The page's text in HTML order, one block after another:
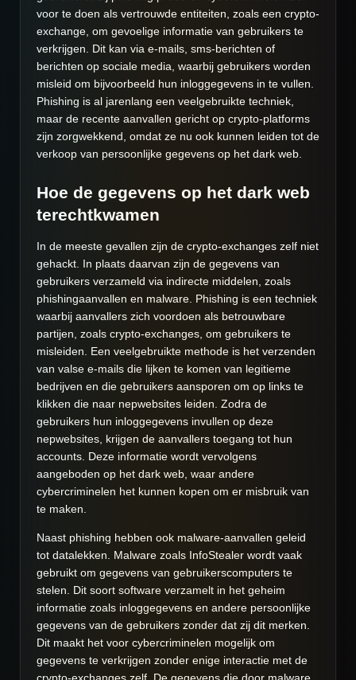
voor te doen als vertrouwde entiteiten, zoals een crypto-
exchange, om gevoelige informatie van gebruikers te
verkrijgen. Dit kan via e-mails, sms-berichten of
berichten op sociale media, waarbij gebruikers worden
misleid om bijvoorbeeld hun inloggegevens in te vullen.
Phishing is al jarenlang een veelgebruikte techniek,
maar de recente aanvallen gericht op crypto-platforms
zijn zorgwekkend, omdat ze nu ook kunnen leiden tot de
verkoop van persoonlijke gegevens op het dark web.
Hoe de gegevens op het dark web
terechtkwamen
In de meeste gevallen zijn de crypto-exchanges zelf niet
gehackt. In plaats daarvan zijn de gegevens van
gebruikers verzameld via indirecte middelen, zoals
phishingaanvallen en malware. Phishing is een techniek
waarbij aanvallers zich voordoen als betrouwbare
partijen, zoals crypto-exchanges, om gebruikers te
misleiden. Een veelgebruikte methode is het verzenden
van valse e-mails die lijken te komen van legitieme
bedrijven en die gebruikers aansporen om op links te
klikken die naar nepwebsites leiden. Zodra de
gebruikers hun inloggegevens invullen op deze
nepwebsites, krijgen de aanvallers toegang tot hun
accounts. Deze informatie wordt vervolgens
aangeboden op het dark web, waar andere
cybercriminelen het kunnen kopen om er misbruik van
te maken.
Naast phishing hebben ook malware-aanvallen geleid
tot datalekken. Malware zoals InfoStealer wordt vaak
gebruikt om gegevens van gebruikerscomputers te
stelen. Dit soort software verzamelt in het geheim
informatie zoals inloggegevens en andere persoonlijke
gegevens van de gebruikers zonder dat zij dit merken.
Dit maakt het voor cybercriminelen mogelijk om
gegevens te verkrijgen zonder enige interactie met de